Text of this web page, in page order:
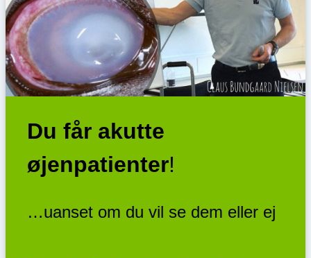
Du får akutte
øjenpatienter!
…uanset om du vil se dem eller ej